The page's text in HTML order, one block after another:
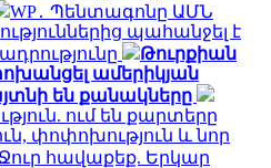
WP․ Պենտագոնը ԱՄՆ
պահանջել է
Թուրքիան
ամերիկյան
են քանակները
ում են քարտերը
փոփոխություն և նոր
Ջուր հավաքեք. Երկար